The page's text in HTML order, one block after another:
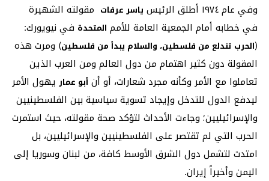
وفي عام ١٩٧٤ أطلق الرئيس
ياسر عرفات مقولته الشهيرة
في خطابه أمام الجمعية العامة للأمم المتحدة في نيويورك:
(الحرب تندلع من فلسطين، والسلام يبدأ من فلسطين) ومرت هذه
المقولة دون كثير اهتمام من دول العالم ومن العرب الذين
تعاملوا مع الأمر وكأنه مجرد شعارات، أو أن أبو عماريهول الأمر
ليدفع الدول للتدخل وإيجاد تسوية سياسية بين الفلسطينيين
والإسرائيليين؛ وجاءت الأحداث لتؤكد صحة مقولته، حيث استمرت
الحرب التي لم تقتصر على الفلسطينيين والإسرائيليين، بل
امتدت لتشمل دول الشرق الأوسط كافة، من لبنان وسوريا إلى
اليمن وأخيراً إيران.